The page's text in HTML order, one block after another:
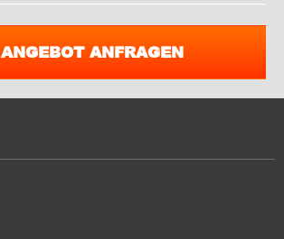
ANGEBOT ANFRAGEN